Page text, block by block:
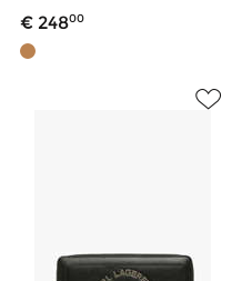
24800